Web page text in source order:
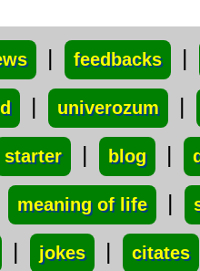
| feedbacks |
| univerozum |
starter | blog |
meaning of life |
| jokes | citates